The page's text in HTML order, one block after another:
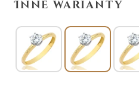
Inne warianty